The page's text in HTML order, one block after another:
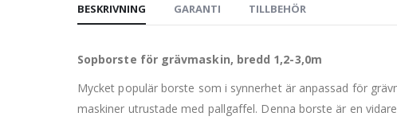
BESKRIVNING GARANTI TILLBEHÖR
Sopborste för grävmaskin, bredd 1,2-3,0m
Mycket populär borste som i synnerhet är anpassad för
maskiner utrustade med pallgaffel. Denna borste är en